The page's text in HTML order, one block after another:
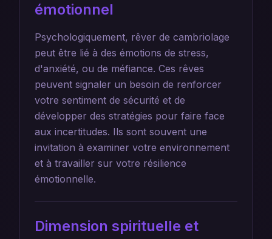
émotionnel
Psychologiquement, rêver de cambriolage
peut être lié à des émotions de stress,
d'anxiété, ou de méfiance. Ces rêves
peuvent signaler un besoin de renforcer
votre sentiment de sécurité et de
développer des stratégies pour faire face
aux incertitudes. Ils sont souvent une
invitation à examiner votre environnement
et à travailler sur votre résilience
émotionnelle.
Dimension spirituelle et